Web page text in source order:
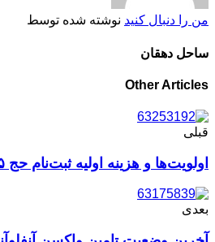
من را دنبال کنید نوشته شده توسط
ساحل دهقان
Other Articles
قبلی
اولویت‌ها و هزینه اولیه ثبت‌نام حج ۱۴۰۵ اعلام شد
بعدی